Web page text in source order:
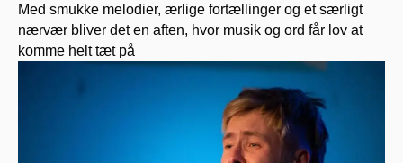
Med smukke melodier, ærlige fortællinger og et særligt
nærvær bliver det en aften, hvor musik og ord får lov at
komme helt tæt på